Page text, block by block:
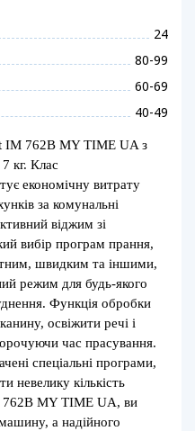
24
80-99
60-69
40-49
IM 762B MY TIME UA з
кг. Клас
економічну витрату
за комунальні
віджим зі
вибір програм прання,
швидким та іншими,
режим для будь-якого
Функція обробки
освіжити речі і
час прасування.
спеціальні програми,
невелику кількість
762B MY TIME UA, ви
а надійного